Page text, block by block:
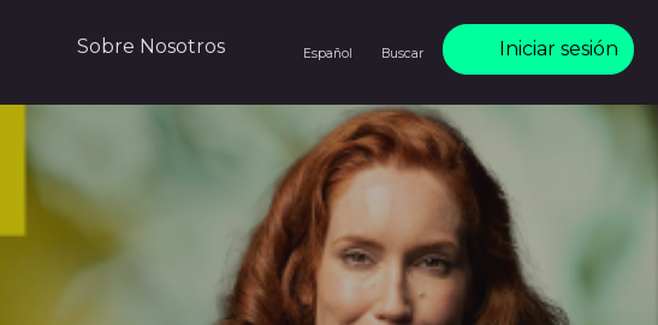
Sobre Nosotros Español Buscar Iniciar sesión